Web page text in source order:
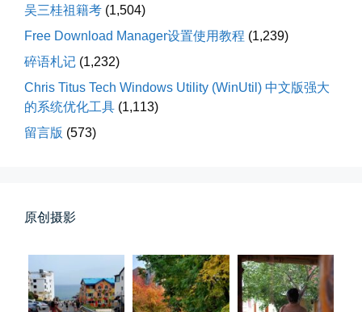
落雪音乐下载最稳定音乐源
吴三桂祖籍考 (1,504)
Free Download Manager设置使用教程 (1,239)
碎语札记 (1,232)
Chris Titus Tech Windows Utility (WinUtil) 中文版强大
的系统优化工具 (1,113)
留言版 (573)
原创摄影